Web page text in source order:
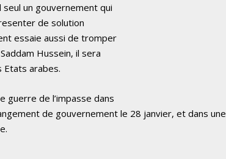
seul un gouvernement qui
de solution
essaie aussi de tromper
Hussein, il sera
Etats arabes.
guerre de l’impasse dans
de gouvernement le 28 janvier, et dans une